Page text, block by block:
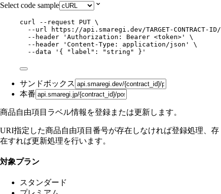
Select code sample
curl --request PUT \
--url
https://api.smaregi.dev/TARGET-
--header
' Authorization: Bearer <token> '
\
--header
' Content-Type: application/json '
\
--data
' { "label": "string" } '
サンドボックス
本番
商品自由項目ラベル情報を登録または更新します。
URI指定した商品自由項目番号が存在しなければ登録処理、存
在すれば更新処理を行います。
対象プラン
スタンダード